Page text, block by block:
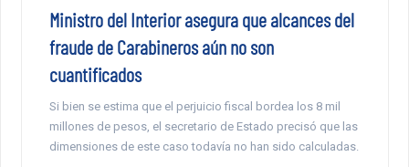
Ministro del Interior asegura que alcances del
fraude de Carabineros aún no son
cuantificados
Si bien se estima que el perjuicio fiscal bordea los 8 mil
millones de pesos, el secretario de Estado precisó que las
dimensiones de este caso todavía no han sido calculadas.